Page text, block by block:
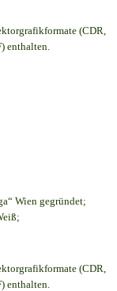
(CDR,
enthalten.
Wien gegründet;
(CDR,
enthalten.